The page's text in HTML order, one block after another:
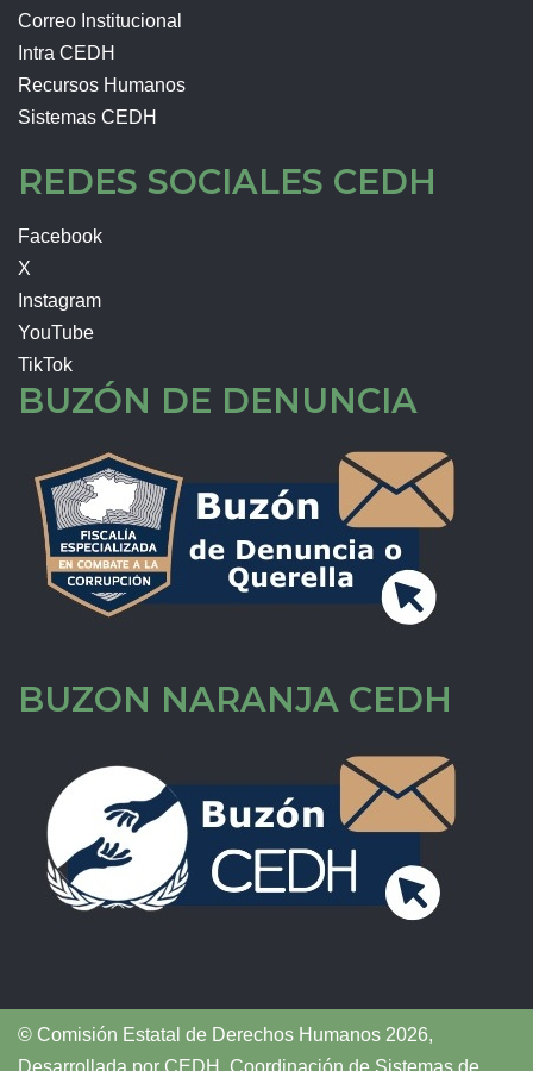
Correo Institucional
Intra CEDH
Recursos Humanos
Sistemas CEDH
REDES SOCIALES CEDH
Facebook
X
Instagram
YouTube
TikTok
BUZÓN DE DENUNCIA
BUZON NARANJA CEDH
© Comisión Estatal de Derechos Humanos 2026,
Desarrollada por CEDH Coordinación de Sistemas de